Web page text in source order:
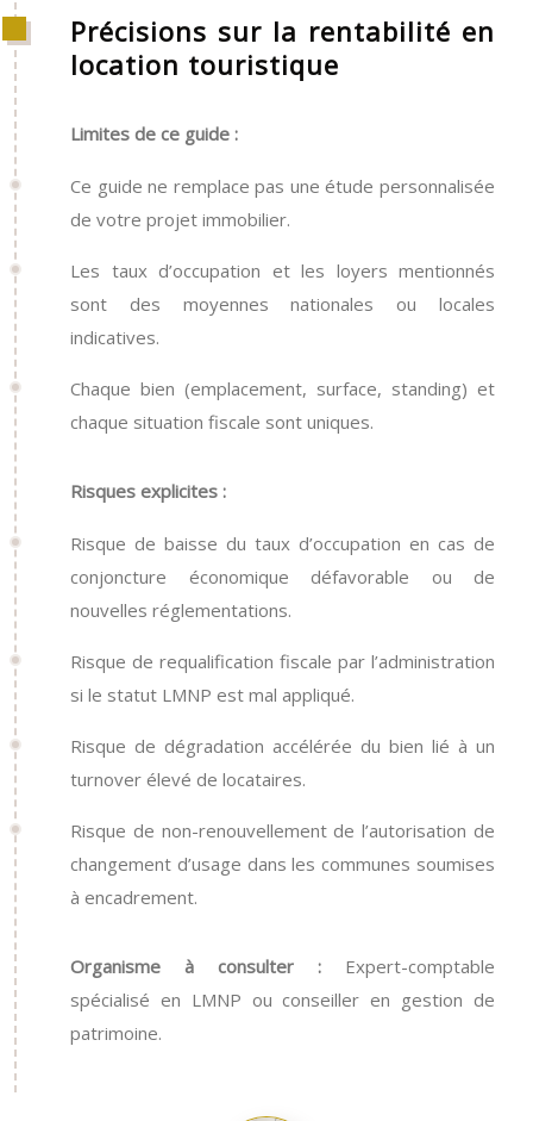
Précisions sur la rentabilité en
location touristique
Limites de ce guide :
Ce guide ne remplace pas une étude personnalisée
de votre projet immobilier.
Les taux d’occupation et les loyers mentionnés
sont des moyennes nationales ou locales
indicatives.
Chaque bien (emplacement, surface, standing) et
chaque situation fiscale sont uniques.
Risques explicites :
Risque de baisse du taux d’occupation en cas de
conjoncture économique défavorable ou de
nouvelles réglementations.
Risque de requalification fiscale par l’administration
si le statut LMNP est mal appliqué.
Risque de dégradation accélérée du bien lié à un
turnover élevé de locataires.
Risque de non-renouvellement de l’autorisation de
changement d’usage dans les communes soumises
à encadrement.
Organisme à consulter : Expert-comptable
spécialisé en LMNP ou conseiller en gestion de
patrimoine.